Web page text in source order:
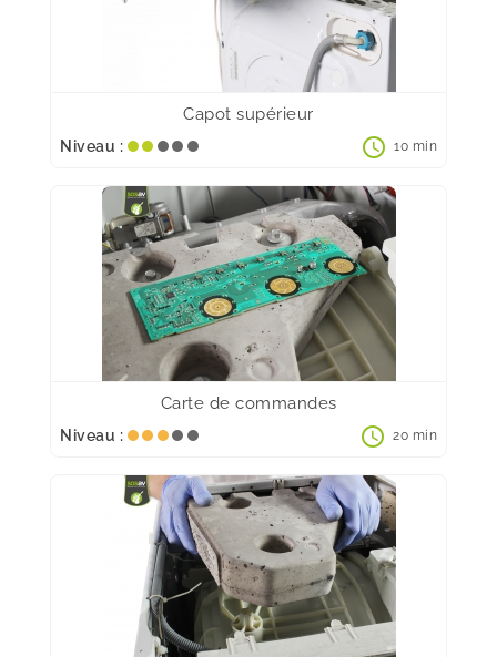
Capot supérieur
Niveau : schedule 10 min
Carte de commandes
Niveau : schedule 20 min